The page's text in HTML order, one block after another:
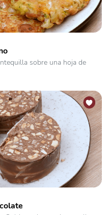
sobre una hoja de